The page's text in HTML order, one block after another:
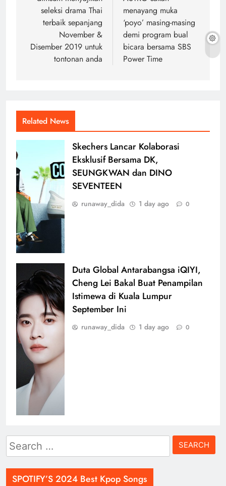
seleksi drama Thai
terbaik sepanjang
November &
Disember 2019 untuk
tontonan anda
menayang muka
‘poyo’ masing-masing
demi program bual
bicara bersama SBS
Power Time
Related News
Skechers Lancar Kolaborasi
Eksklusif Bersama DK,
SEUNGKWAN dan DINO
SEVENTEEN
runaway_dida 1 day ago 0
Duta Global Antarabangsa iQIYI,
Cheng Lei Bakal Buat Penampilan
Istimewa di Kuala Lumpur
September Ini
runaway_dida 1 day ago 0
Search
for:
SPOTIFY’S 2024 Best Kpop Songs